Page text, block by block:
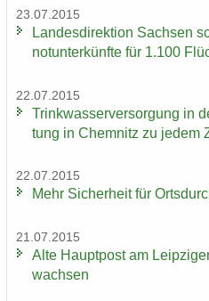
23.07.2015
Lan­des­di­rek­ti­on Sach­sen
not­un­ter­künf­te für 1.100
22.07.2015
Trink­was­ser­ver­sor­gung in
tung in Chem­nitz zu jedem
22.07.2015
Mehr Si­cher­heit für
21.07.2015
Alte Haupt­post am
wach­sen